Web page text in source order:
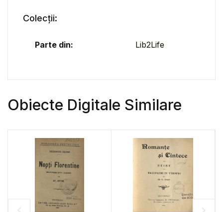
Colecții:
Parte din: Lib2Life
Obiecte Digitale Similare